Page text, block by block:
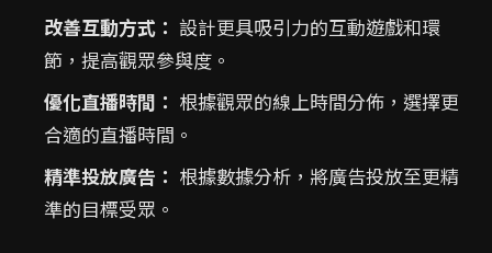
改善互動方式： 設計更具吸引力的互動遊戲和環
節，提高觀眾參與度。
優化直播時間： 根據觀眾的線上時間分佈，選擇更
合適的直播時間。
精準投放廣告： 根據數據分析，將廣告投放至更精
準的目標受眾。